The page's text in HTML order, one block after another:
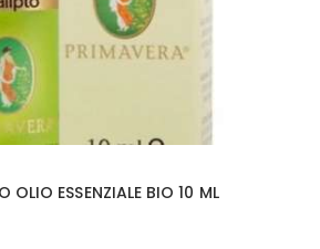
OLIO ESSENZIALE BIO 10 ML